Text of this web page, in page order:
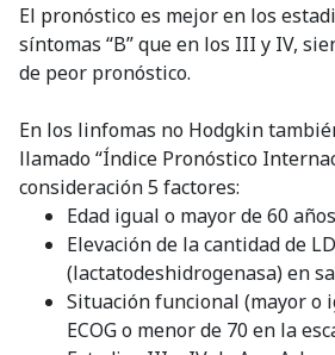
El pronóstico es mejor en los
síntomas “B” que en los III y IV,
de peor pronóstico.
En los linfomas no Hodgkin
llamado “Índice Pronóstico
consideración 5 factores:
Edad igual o mayor de 60
Elevación de la cantidad de
(lactatodeshidrogenasa) en
Situación funcional (mayor o
ECOG o menor de 70 en la